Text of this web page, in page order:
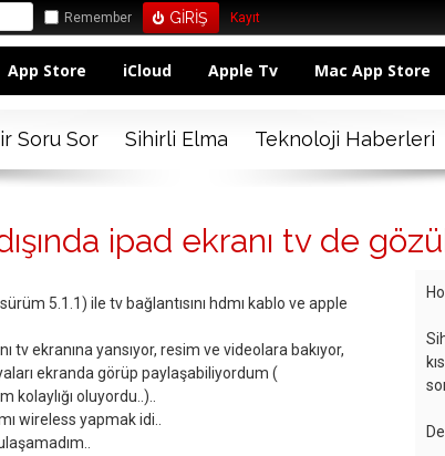
Remember Kayıt
App Store iCloud Apple Tv Mac App Store
Soru Sor Sihirli Elma Teknoloji Haberleri
ipad ekranı tv de
5.1.1) ile tv bağlantısını hdmı kablo ve apple
tv ekranına yansıyor, resim ve videolara bakıyor,
ekranda görüp paylaşabiliyordum (
oluyordu..)..
wireless yapmak idi..